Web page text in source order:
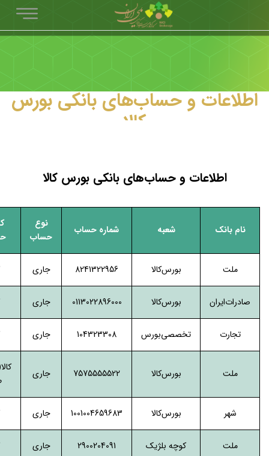
اطلاعات و حساب‌های بانکی بورس
کالا
اطلاعات و حساب‌های بانکی بورس کالا
نام بانک شعبه شماره حساب
نوع
حساب
ملت بورس‌کالا 8241322956 جاری
صادرات‌ایران بورس‌کالا 0113022896000 جاری
تجارت تخصصی‌بورس 104323308 جاری
ملت بورس‌کالا 7575555522 جاری
شهر بورس‌کالا 1001004659683 جاری
ملت کوچه بلژیک 2900204091 جاری